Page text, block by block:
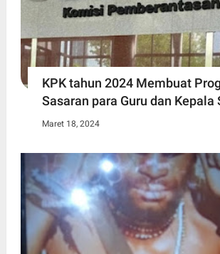
KPK tahun 2024 Membuat
Sasaran para Guru dan Kepala
Maret 18, 2024